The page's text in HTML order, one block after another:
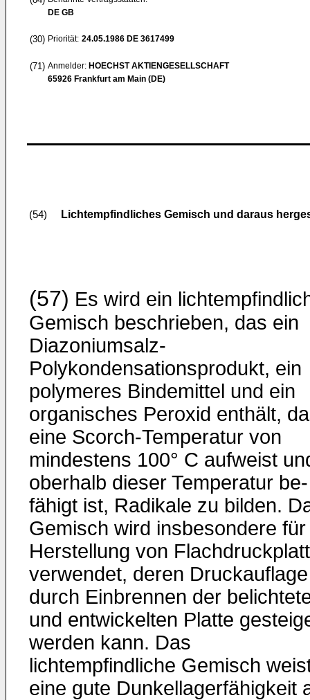
DE GB
(30) Priorität: 24.05.1986 DE 3617499
(71) Anmelder: HOECHST AKTIENGESELLSCHAFT
65926 Frankfurt am Main (DE)
(54) Lichtempfindliches Gemisch und daraus
(57) Es wird ein
Gemisch beschrieben, das ein
Diazoniumsalz-
Polykondensationsprodukt, ein
polymeres Bindemittel und ein
organisches Peroxid enthält,
eine Scorch-Temperatur von
mindestens 100° C aufweist
oberhalb dieser Temperatur be­
fähigt ist, Radikale zu bilden.
Gemisch wird ins­besondere für
Herstellung von
verwendet, deren Druckauflage
durch Einbrennen der
und entwickelten Platte
werden kann. Das
lichtempfindliche Gemisch
eine gute Dunkellagerfähigkeit